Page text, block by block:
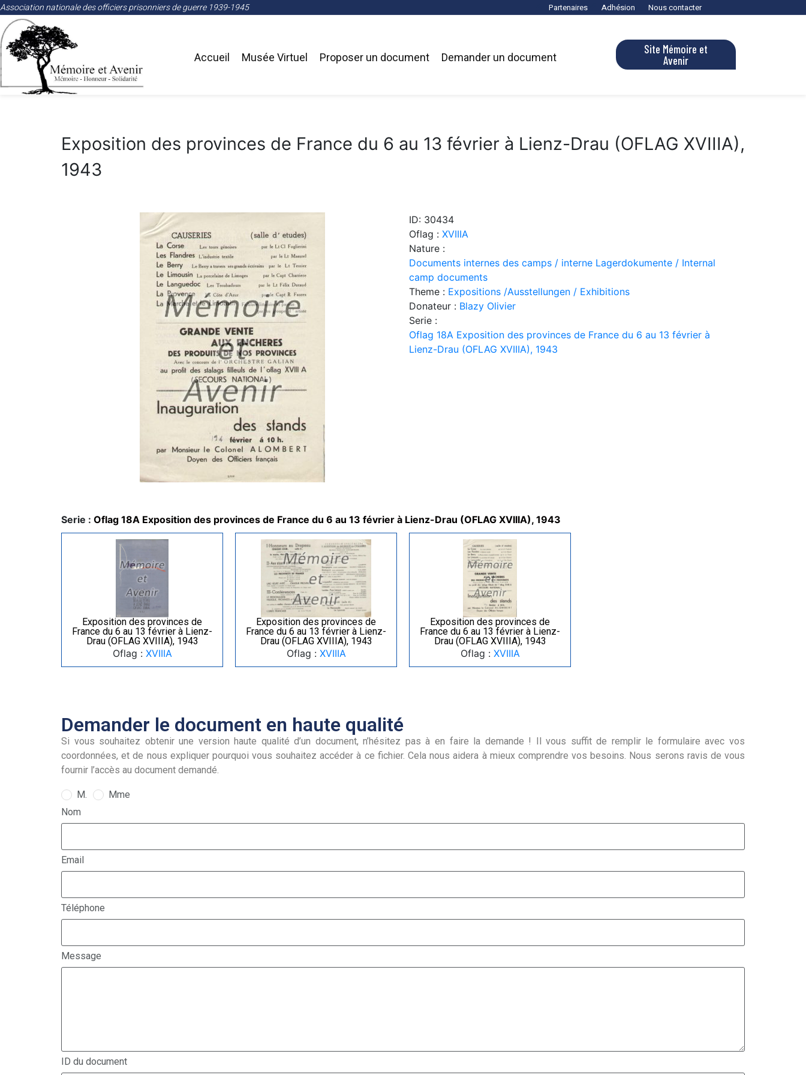
Association nationale des officiers prisonniers de guerre 1939-1945 Partenaires Adhésion Nous contacter
Accueil Musée Virtuel Proposer un document Demander un document
Site Mémoire et
Avenir
Exposition des provinces de France du 6 au 13 février à Lienz-Drau (OFLAG XVIIIA),
1943
ID: 30434
Oflag : XVIIIA
Nature :
Documents internes des camps / interne Lagerdokumente / Internal
camp documents
Theme : Expositions /Ausstellungen / Exhibitions
Donateur : Blazy Olivier
Serie :
Oflag 18A Exposition des provinces de France du 6 au 13 février à
Lienz-Drau (OFLAG XVIIIA), 1943
Serie : Oflag 18A Exposition des provinces de France du 6 au 13 février à Lienz-Drau (OFLAG XVIIIA), 1943
Exposition des provinces de
France du 6 au 13 février à Lienz-
Drau (OFLAG XVIIIA), 1943
Oflag : XVIIIA
Exposition des provinces de
France du 6 au 13 février à Lienz-
Drau (OFLAG XVIIIA), 1943
Oflag : XVIIIA
Exposition des provinces de
France du 6 au 13 février à Lienz-
Drau (OFLAG XVIIIA), 1943
Oflag : XVIIIA
Demander le document en haute qualité
Si vous souhaitez obtenir une version haute qualité d’un document, n’hésitez pas à en faire la demande ! Il vous suffit de remplir le formulaire avec vos
coordonnées, et de nous expliquer pourquoi vous souhaitez accéder à ce fichier. Cela nous aidera à mieux comprendre vos besoins. Nous serons ravis de vous
fournir l’accès au document demandé.
M.
Mme
Nom
Email
Téléphone
Message
ID du document